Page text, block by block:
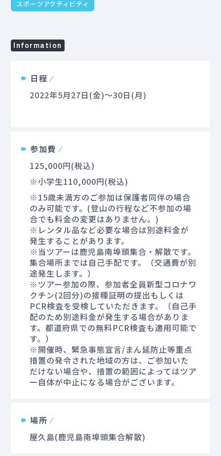
スポーツアクティビティ
Information
日程
2022年5月27日(金)～30日(月)
参加費
125,000円(税込)
※小学生110,000円(税込)
※15歳未満方のご参加は保護者同伴の場合
のみ可能です。(登山の行程など不参加の場
合でも料金の変更はありません。)
※レンタル品など必要な場合は別途料金が
発生することがあります。
※当ツアーは鹿児島南埠頭集合・解散です。
集合場所までは自己手配です。（交通費が別
途発生します。）
※ツアー参加の際、参加者全員新型コロナワ
クチン(2回分)の接種証明の提出もしくは
PCR検査を受検していただきます。（自己手
配のため別途料金が発生する場合がありま
す。都道府県での無料PCR検査も適用可能で
す。）
※開催時、緊急事態宣言/まん延防止等重点
措置の発令された地域の方は、ご参加いた
だけない場合や、措置の範囲によってはツア
ー自体が中止になる場合がございます。
場所
屋久島(鹿児島南埠頭集合解散)